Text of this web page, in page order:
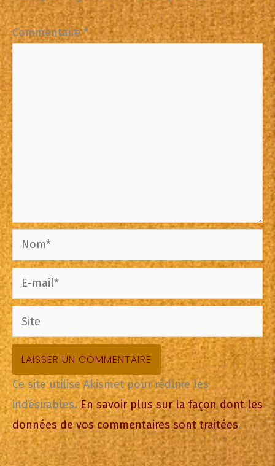
Commentaire*
Nom*
mail*
Site
Ce site utilise Akismet pour réduire les
indésirables.En savoir plus sur la façon dont les
données de vos commentaires sont traitées.